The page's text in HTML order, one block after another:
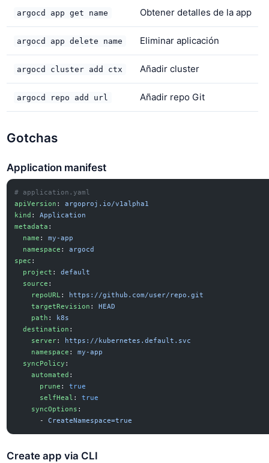
argocd app get name Obtener detalles de la app
argocd app delete name Eliminar aplicación
argocd cluster add ctx Añadir cluster
argocd repo add url Añadir repo Git
Gotchas
Application manifest
# application.yaml
apiVersion : argoproj.io/v1alpha1
kind : Application
metadata :
  name
: my-app
  namespace
: argocd
spec :
  project
: default
  source
:
    repoURL
:
https://github.com/user/repo.git
    targetRevision
: HEAD
    path
:
k8s
  destination
:
    server
:
https://kubernetes.default.svc
    namespace
: my-app
  syncPolicy
:
    automated
:
      prune
: true
      selfHeal
: true
    syncOptions
:
      -
CreateNamespace=true
Create app via CLI